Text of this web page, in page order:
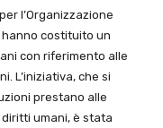
l’Organizzazione
hanno costituito un
con riferimento alle
L’iniziativa, che si
prestano alle
umani, è stata